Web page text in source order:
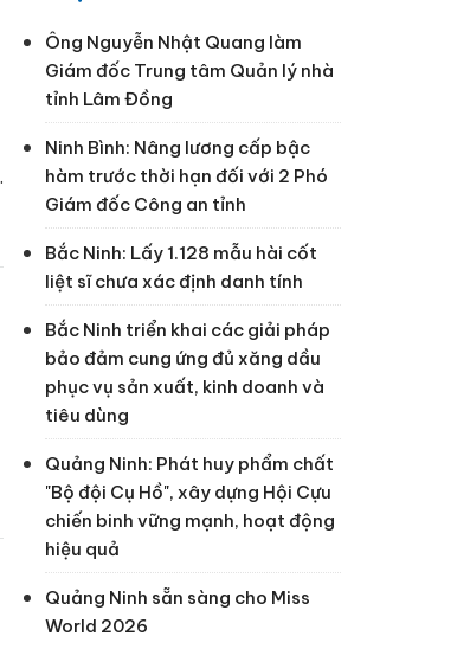
Ông Nguyễn Nhật Quang làm
Giám đốc Trung tâm Quản lý nhà
tỉnh Lâm Đồng
Ninh Bình: Nâng lương cấp bậc
hàm trước thời hạn đối với 2 Phó
Giám đốc Công an tỉnh
Bắc Ninh: Lấy 1.128 mẫu hài cốt
liệt sĩ chưa xác định danh tính
Bắc Ninh triển khai các giải pháp
bảo đảm cung ứng đủ xăng dầu
phục vụ sản xuất, kinh doanh và
tiêu dùng
Quảng Ninh: Phát huy phẩm chất
"Bộ đội Cụ Hồ", xây dựng Hội Cựu
chiến binh vững mạnh, hoạt động
hiệu quả
Quảng Ninh sẵn sàng cho Miss
World 2026